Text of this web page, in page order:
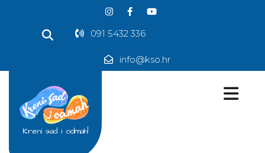
091 5432 336
info@kso.hr
Kreni sad i odmah!